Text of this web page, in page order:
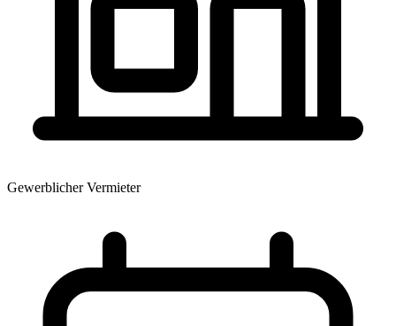
Gewerblicher Vermieter